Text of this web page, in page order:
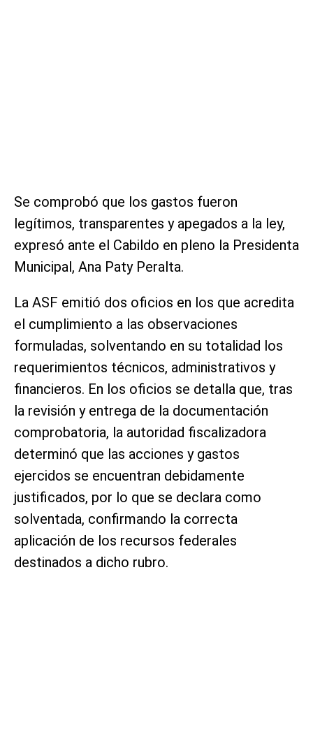
Se comprobó que los gastos fueron
legítimos, transparentes y apegados a la ley,
expresó ante el Cabildo en pleno la Presidenta
Municipal, Ana Paty Peralta.
La ASF emitió dos oficios en los que acredita
el cumplimiento a las observaciones
formuladas, solventando en su totalidad los
requerimientos técnicos, administrativos y
financieros. En los oficios se detalla que, tras
la revisión y entrega de la documentación
comprobatoria, la autoridad fiscalizadora
determinó que las acciones y gastos
ejercidos se encuentran debidamente
justificados, por lo que se declara como
solventada, confirmando la correcta
aplicación de los recursos federales
destinados a dicho rubro.